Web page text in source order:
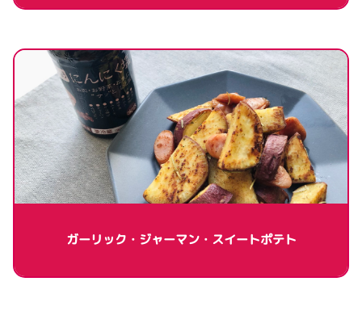
ガーリック・ジャーマン・スイートポテト